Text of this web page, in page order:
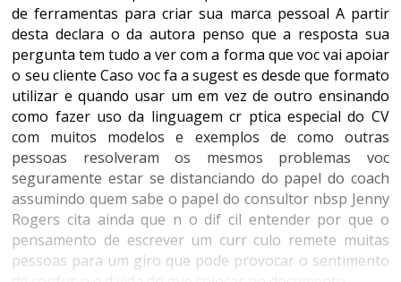
de ferramentas para criar sua marca pessoal A partir
desta declara o da autora penso que a resposta sua
pergunta tem tudo a ver com a forma que voc vai apoiar
o seu cliente Caso voc fa a sugest es desde que formato
utilizar e quando usar um em vez de outro ensinando
como fazer uso da linguagem cr ptica especial do CV
com muitos modelos e exemplos de como outras
pessoas resolveram os mesmos problemas voc
seguramente estar se distanciando do papel do coach
assumindo quem sabe o papel do consultor nbsp Jenny
Rogers cita ainda que n o dif cil entender por que o
pensamento de escrever um curr culo remete muitas
pessoas para um giro que pode provocar o sentimento